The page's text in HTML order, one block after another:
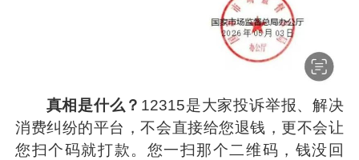
真相是什么？ 12315是大家投诉举报、解决
消费纠纷的平台，不会直接给您退钱，更不会让
您扫个码就打款。您一扫那个二维码，钱没回